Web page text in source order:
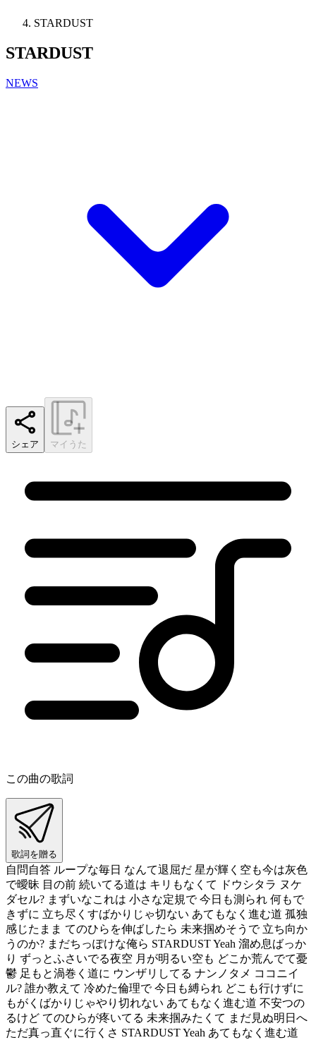
STARDUST
STARDUST
NEWS
シェア マイうた
この曲の歌詞
歌詞を贈る
自問自答 ループな毎日 なんて退屈だ 星が輝く空も今は灰色
で曖昧 目の前 続いてる道は キリもなくて ドウシタラ ヌケ
ダセル? まずいなこれは 小さな定規で 今日も測られ 何もで
きずに 立ち尽くすばかりじゃ切ない あてもなく進む道 孤独
感じたまま てのひらを伸ばしたら 未来掴めそうで 立ち向か
うのか? まだちっぽけな俺ら STARDUST Yeah 溜め息ばっか
り ずっとふさいでる夜空 月が明るい空も どこか荒んでて憂
鬱 足もと渦巻く道に ウンザリしてる ナンノタメ ココニイ
ル? 誰か教えて 冷めた倫理で 今日も縛られ どこも行けずに
もがくばかりじゃやり切れない あてもなく進む道 不安つの
るけど てのひらが疼いてる 未来掴みたくて まだ見ぬ明日へ
ただ真っ直ぐに行くさ STARDUST Yeah あてもなく進む道